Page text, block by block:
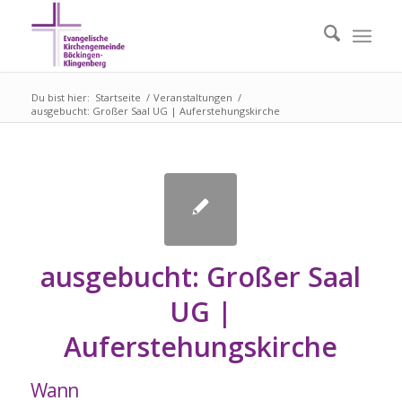
Du bist hier: Startseite / Veranstaltungen /
ausgebucht: Großer Saal UG | Auferstehungskirche
ausgebucht: Großer Saal
UG |
Auferstehungskirche
Wann